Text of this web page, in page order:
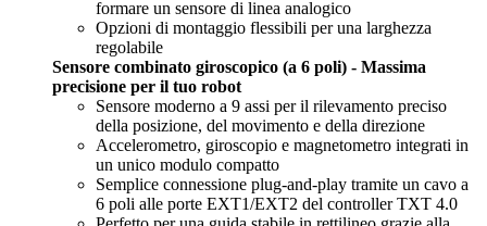
formare un sensore di linea analogico
Opzioni di montaggio flessibili per una larghezza
regolabile
Sensore combinato giroscopico (a 6 poli) - Massima
precisione per il tuo robot
Sensore moderno a 9 assi per il rilevamento preciso
della posizione, del movimento e della direzione
Accelerometro, giroscopio e magnetometro integrati in
un unico modulo compatto
Semplice connessione plug-and-play tramite un cavo a
6 poli alle porte EXT1/EXT2 del controller TXT 4.0